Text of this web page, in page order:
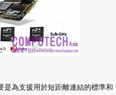
是為支援用於短距離連結的標準和